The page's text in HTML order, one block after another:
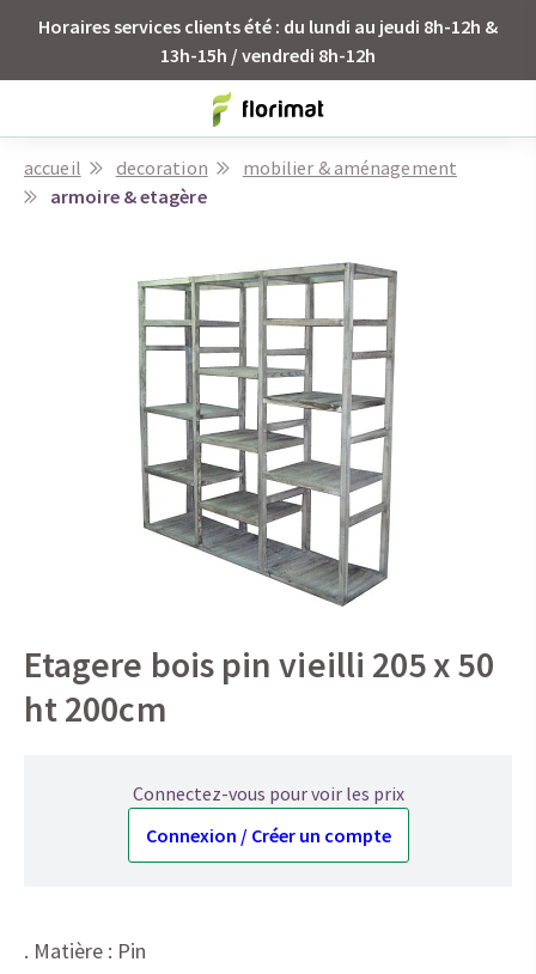
Horaires services clients été : du lundi au jeudi 8h-12h &
13h-15h / vendredi 8h-12h
accueil decoration
mobilier & aménagement
armoire & etagère
Etagere bois pin vieilli 205 x 50
ht 200cm
. Matière : Pin
Connectez-vous pour voir les prix
Connexion / Créer un compte